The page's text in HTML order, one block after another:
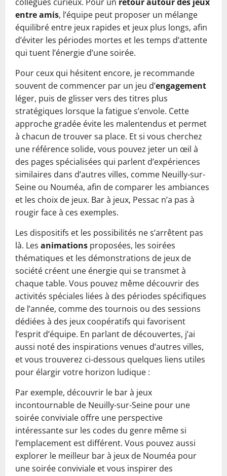
entre amis, l’équipe peut proposer un mélange
équilibré entre jeux rapides et jeux plus longs, afin
d’éviter les périodes mortes et les temps d’attente
qui tuent l’énergie d’une soirée.
Pour ceux qui hésitent encore, je recommande
souvent de commencer par un jeu d’engagement
léger, puis de glisser vers des titres plus
stratégiques lorsque la fatigue s’envole. Cette
approche gradée évite les malentendus et permet
à chacun de trouver sa place. Et si vous cherchez
une référence solide, vous pouvez jeter un œil à
des pages spécialisées qui parlent d’expériences
similaires dans d’autres villes, comme Neuilly-sur-
Seine ou Nouméa, afin de comparer les ambiances
et les choix de jeux. Bar à jeux, Pessac n’a pas à
rougir face à ces exemples.
Les dispositifs et les possibilités ne s’arrêtent pas
là. Les animations proposées, les soirées
thématiques et les démonstrations de jeux de
société créent une énergie qui se transmet à
chaque table. Vous pouvez même découvrir des
activités spéciales liées à des périodes spécifiques
de l’année, comme des tournois ou des sessions
dédiées à des jeux coopératifs qui favorisent
l’esprit d’équipe. En parlant de découvertes, j’ai
aussi noté des inspirations venues d’autres villes,
et vous trouverez ci-dessous quelques liens utiles
pour élargir votre horizon ludique :
Par exemple, découvrir le bar à jeux
incontournable de Neuilly-sur-Seine pour une
soirée conviviale offre une perspective
intéressante sur les codes du genre même si
l’emplacement est différent. Vous pouvez aussi
explorer le meilleur bar à jeux de Nouméa pour
une soirée conviviale et vous inspirer des